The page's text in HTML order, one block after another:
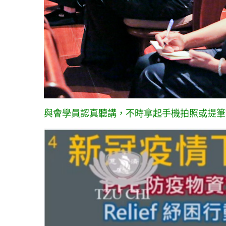
與會學員認真聽講，不時拿起手機拍照或提